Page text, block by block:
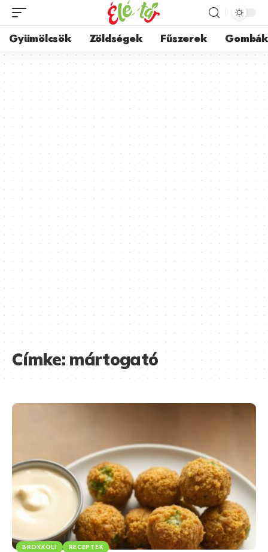
Gyümölcsök Zöldségek Fűszerek Gombák
Címke:mártogató
BROKKOLI RECEPTEK